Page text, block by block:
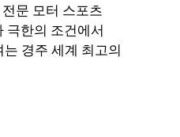
문 모터 스포츠
극한의 조건에서
경주 세계 최고의